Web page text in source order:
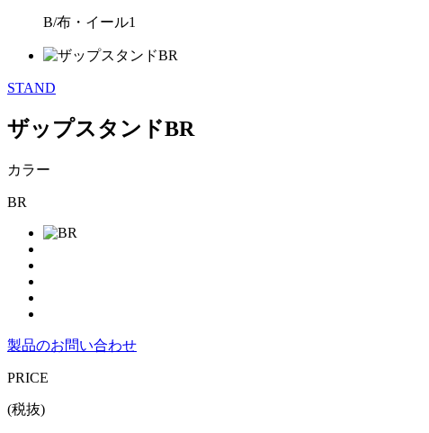
B/布・イール1
STAND
ザップスタンドBR
カラー
BR
製品のお問い合わせ
PRICE
(税抜)